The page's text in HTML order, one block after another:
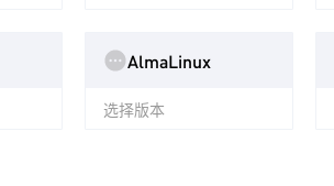
AlmaLinux
选择版本